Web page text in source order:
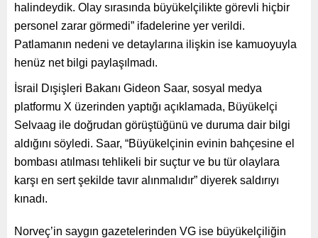
halindeydik. Olay sırasında büyükelçilikte görevli hiçbir
personel zarar görmedi” ifadelerine yer verildi.
Patlamanın nedeni ve detaylarına ilişkin ise kamuoyuyla
henüz net bilgi paylaşılmadı.
İsrail Dışişleri Bakanı Gideon Saar, sosyal medya
platformu X üzerinden yaptığı açıklamada, Büyükelçi
Selvaag ile doğrudan görüştüğünü ve duruma dair bilgi
aldığını söyledi. Saar, “Büyükelçinin evinin bahçesine el
bombası atılması tehlikeli bir suçtur ve bu tür olaylara
karşı en sert şekilde tavır alınmalıdır” diyerek saldırıyı
kınadı.
Norveç’in saygın gazetelerinden VG ise büyükelçiliğin